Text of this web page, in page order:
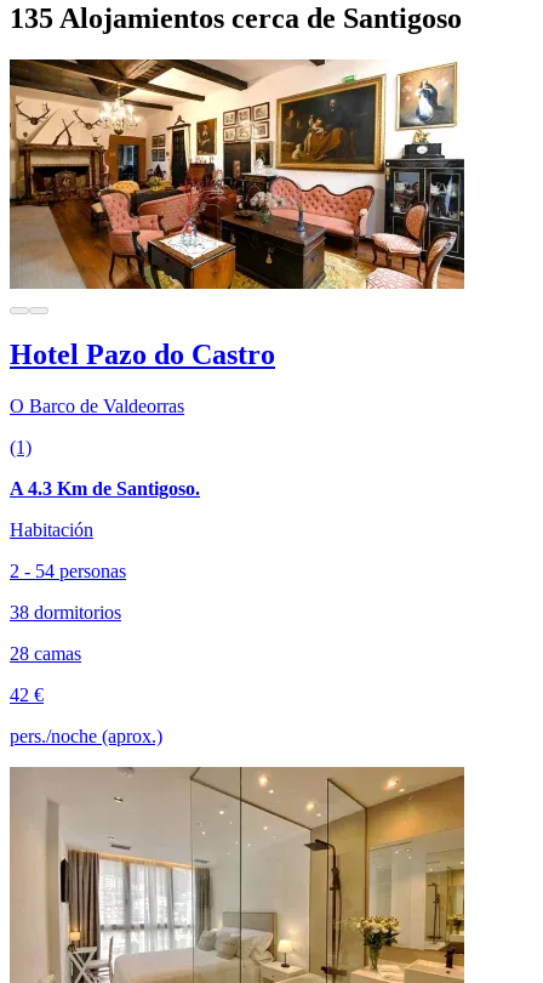
135 Alojamientos cerca de Santigoso
Hotel Pazo do Castro
O Barco de Valdeorras
(1)
A 4.3 Km de Santigoso.
Habitación
2 - 54 personas
38 dormitorios
28 camas
42 €
pers./noche (aprox.)